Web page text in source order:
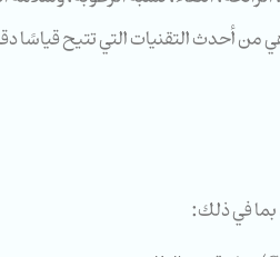
بما في ذلك: